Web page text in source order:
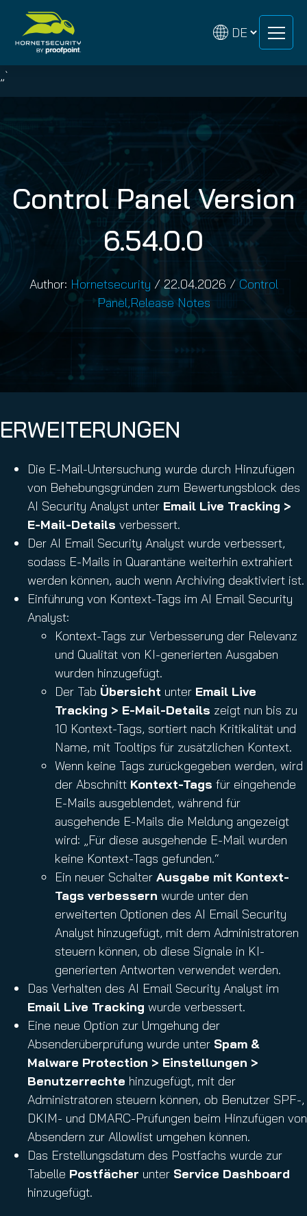
Inhalt
springen
Inhalt
springen
„`
Control Panel Version
6.54.0.0
Author: Hornetsecurity /22.04.2026 /Control
Panel,Release Notes
ERWEITERUNGEN
Die E-Mail-Untersuchung wurde durch Hinzufügen
von Behebungsgründen zum Bewertungsblock des
AI Security Analyst unter Email Live Tracking >
E-Mail-Details verbessert.
Der AI Email Security Analyst wurde verbessert,
sodass E-Mails in Quarantäne weiterhin extrahiert
werden können, auch wenn Archiving deaktiviert ist.
Einführung von Kontext-Tags im AI Email Security
Analyst:
Kontext-Tags zur Verbesserung der Relevanz
und Qualität von KI-generierten Ausgaben
wurden hinzugefügt.
Der Tab Übersicht unter Email Live
Tracking > E-Mail-Details zeigt nun bis zu
10 Kontext-Tags, sortiert nach Kritikalität und
Name, mit Tooltips für zusätzlichen Kontext.
Wenn keine Tags zurückgegeben werden, wird
der Abschnitt Kontext-Tags für eingehende
E-Mails ausgeblendet, während für
ausgehende E-Mails die Meldung angezeigt
wird: „Für diese ausgehende E-Mail wurden
keine Kontext-Tags gefunden.“
Ein neuer Schalter Ausgabe mit Kontext-
Tags verbessern wurde unter den
erweiterten Optionen des AI Email Security
Analyst hinzugefügt, mit dem Administratoren
steuern können, ob diese Signale in KI-
generierten Antworten verwendet werden.
Das Verhalten des AI Email Security Analyst im
Email Live Tracking wurde verbessert.
Eine neue Option zur Umgehung der
Absenderüberprüfung wurde unter Spam &
Malware Protection > Einstellungen >
Benutzerrechte hinzugefügt, mit der
Administratoren steuern können, ob Benutzer SPF-,
DKIM- und DMARC-Prüfungen beim Hinzufügen von
Absendern zur Allowlist umgehen können.
Das Erstellungsdatum des Postfachs wurde zur
Tabelle Postfächer unter Service Dashboard
hinzugefügt.